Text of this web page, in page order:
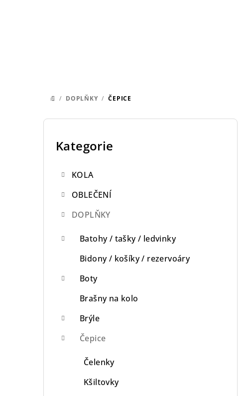
DOMŮ
/ DOPLŇKY / ČEPICE
P
Přeskočit
kategorie
Kategorie
KOLA
OBLEČENÍ
DOPLŇKY
Batohy / tašky / ledvinky
Bidony / košíky / rezervoáry
Boty
Brašny na kolo
Brýle
Čepice
Čelenky
Kšiltovky